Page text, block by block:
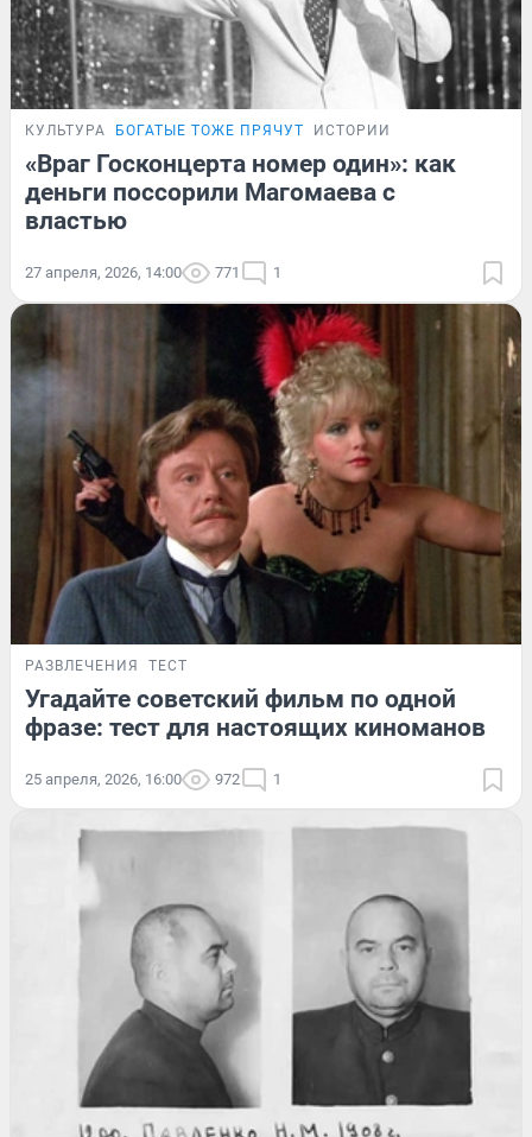
КУЛЬТУРА БОГАТЫЕ ТОЖЕ ПРЯЧУТ ИСТОРИИ
«Враг Госконцерта номер один»: как
деньги поссорили Магомаева с
властью
27 апреля, 2026, 14:00 771 1
РАЗВЛЕЧЕНИЯ ТЕСТ
Угадайте советский фильм по одной
фразе: тест для настоящих киноманов
25 апреля, 2026, 16:00 972 1